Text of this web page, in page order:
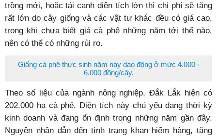
trồng mới, hoặc tái canh diện tích lớn thì chi phí sẽ tăng
rất lớn do cây giống và các vật tư khác đều có giá cao,
trong khi chưa biết giá cà phê những năm tới thế nào,
nên có thể có những rủi ro.
Giống cà phê thực sinh năm nay dao động ở mức 4.000 -
6.000 đồng/cây.
Theo số liệu của ngành nông nghiệp, Đắk Lắk hiện có
202.000 ha cà phê. Diện tích này chủ yếu đang thời kỳ
kinh doanh và đang ổn định trong những năm gần đây.
Nguyên nhân dẫn đến tình trạng khan hiếm hàng, tăng